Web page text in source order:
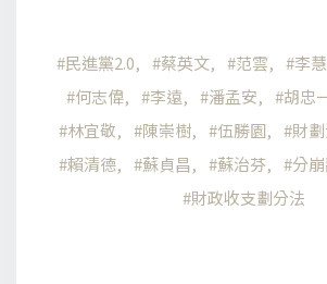
民進黨2.0 蔡英文 范雲 李
何志偉
李遠 潘孟安 胡忠
林宜敬
陳崇樹 伍勝園 財
賴清德
蘇貞昌 蘇治芬 分
財政收支劃分法